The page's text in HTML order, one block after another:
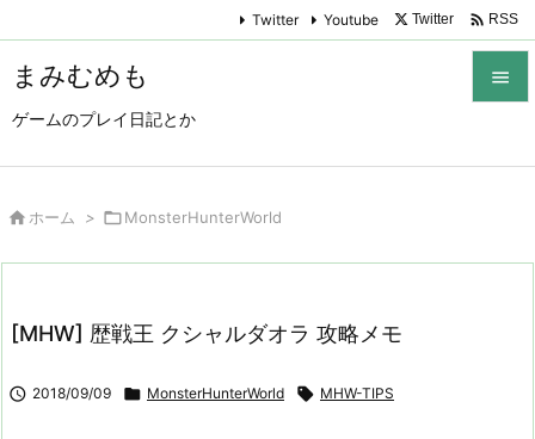
まみむめも
ゲームのプレイ日記とか

Twitter Youtube Twitter  RSS
 ホーム > MonsterHunterWorld
[MHW] 歴戦王 クシャルダオラ 攻略メモ
 2018/09/09  MonsterHunterWorld  MHW-TIPS